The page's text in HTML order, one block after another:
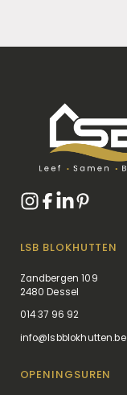
LSB BLOKHUTTEN
Zandbergen 109
2480 Dessel
014 37 96 92
info@lsbblokhutten.be
OPENINGSUREN